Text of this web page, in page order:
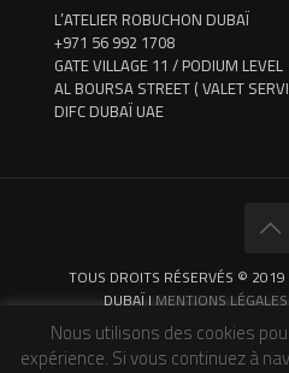
L’ATELIER ROBUCHON DUBAÏ
‪+971 56 992 1708‬
GATE VILLAGE 11 / PODIUM LEVEL
AL BOURSA STREET ( VALET
DIFC DUBAÏ UAE
TOUS DROITS RÉSERVÉS ©
DUBAÏ |MENTIONS LÉGALES
Nous utilisons des cookies
expérience. Si vous continuez à